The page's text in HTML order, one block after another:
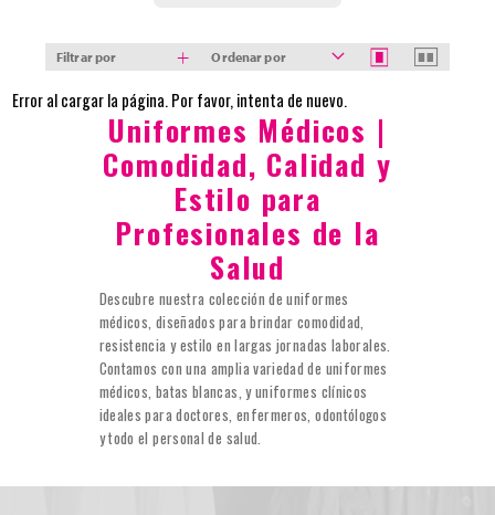
Filtrar por Ordenar por
Error al cargar la página. Por favor, intenta de nuevo.
Uniformes Médicos |
Comodidad, Calidad y
Estilo para
Profesionales de la
Salud
Descubre nuestra colección de uniformes
médicos, diseñados para brindar comodidad,
resistencia y estilo en largas jornadas laborales.
Contamos con una amplia variedad de uniformes
médicos, batas blancas, y uniformes clínicos
ideales para doctores, enfermeros, odontólogos
y todo el personal de salud.